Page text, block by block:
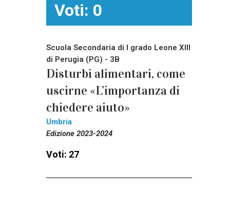
Voti: 0
Scuola Secondaria di I grado Leone XIII
di Perugia (PG) - 3B
Disturbi alimentari, come
uscirne «L’importanza di
chiedere aiuto»
Umbria
Edizione 2023-2024
Voti: 27